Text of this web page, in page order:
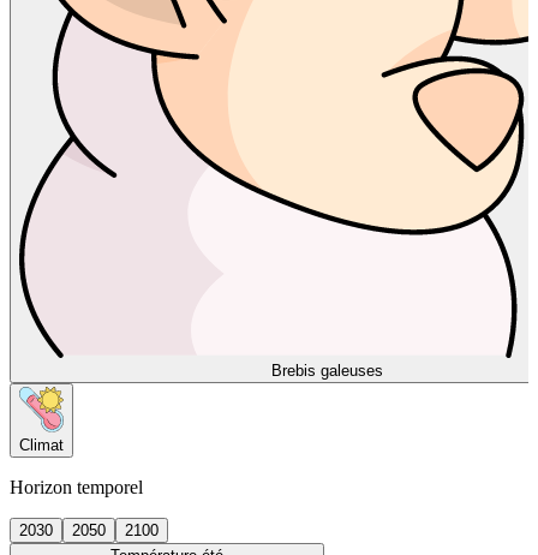
Brebis galeuses
Climat
Horizon temporel
2030 2050
2100